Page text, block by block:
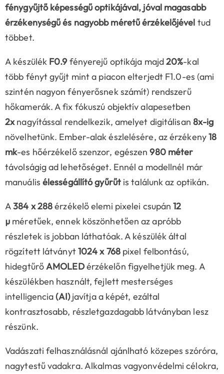
fénygyűjtő képességű optikájával, jóval magasabb
érzékenységű és nagyobb méretű érzékelőjével tud
többet.
A készülék F0.9fényerejű optikája majd20%-kal
több fényt gyűjt mint a piacon elterjedt F1.0-es (ami
szintén nagyon fényerősnek számít) rendszerű
hőkamerák. A fix fókuszú objektív alapesetben
2xnagyítással rendelkezik, amelyet digitálisan 8x-ig
növelhetünk. Ember-alak észlelésére, az érzékeny18
mk-es hőérzékelő szenzor, egészen980 méter
távolságig ad lehetőséget. Ennél a modellnél már
manuális élességállító gyűrűtis találunk az optikán.
A384 x 288érzékelő elemi pixelei csupán12
µ méretűek, ennek köszönhetően az apróbb
részletek is jobban láthatóak. A készülék által
rögzített látványt1024 x 768pixel felbontású,
hidegtűrőAMOLEDérzékelőn figyelhetjük meg. A
készülékben használt, fejlett mesterséges
intelligencia(AI)javítja a képét, ezáltal
kontrasztosabb, részletgazdagabb látványban lesz
részünk.
Vadászati felhasználásnál ajánlható közepes szóróra,
nagytestű vadakra. Alkalmas vagyonvédelmi célokra,